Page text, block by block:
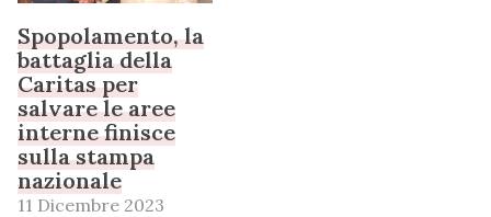
Spopolamento, la
battaglia della
Caritas per
salvare le aree
interne finisce
sulla stampa
nazionale
11 Dicembre 2023